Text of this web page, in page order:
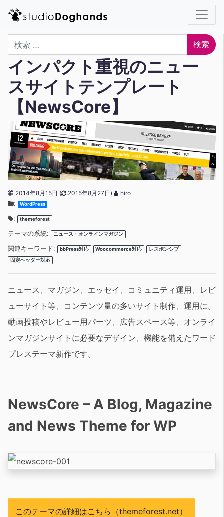
検索
インパクト重視のニュー
スサイトテンプレート
【NewsCore】
2014年8月15日 ( :2015年8月27日)
hiro
:
WordPress
: themeforest
テーマの系統: ニュース・オンラインマガジン
関連キーワード: bbPress対応 Woocommerce対応
レスポンシブ
固定ヘッダー対応
ニュース、マガジン、エッセイ、コミュニティ運用、レビ
ューサイト等、コンテンツ量の多いサイト制作、運用に。
動画投稿やレビュー用パーツ、広告スペース等、オンライ
ンマガジンサイトに必要なデザイン、機能を備えたワード
プレステーマ新作です。
NewsCore – A Blog, Magazine
and News Theme for WP
このテーマの詳細はこちら（themeforest.net）